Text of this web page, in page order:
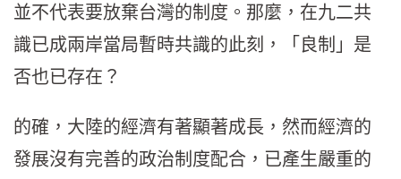
並不代表要放棄台灣的制度。那麼，在九二共
識已成兩岸當局暫時共識的此刻，「良制」是
否也已存在？
的確，大陸的經濟有著顯著成長，然而經濟的
發展沒有完善的政治制度配合，已產生嚴重的